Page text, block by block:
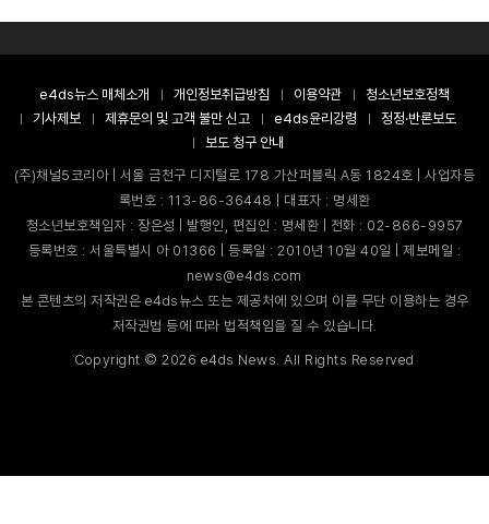
e4ds뉴스 매체소개 개인정보취급방침 이용약관
청소년보호정책
기사제보
제휴문의 및 고객 불만 신고 e4ds윤리강령
정정·반론보도
보도 청구 안내
(주)채널5코리아 | 서울 금천구 디지털로 178 가산퍼블릭 A동 1824호 | 사업자등
록번호 : 113-86-36448 | 대표자 : 명세환
청소년보호책임자 : 장은성 | 발행인, 편집인 : 명세환 | 전화 : 02-866-9957
등록번호 : 서울특별시 아 01366 | 등록일 : 2010년 10월 40일 | 제보메일 :
news@e4ds.com
본 콘텐츠의 저작권은 e4ds뉴스 또는 제공처에 있으며 이를 무단 이용하는 경우
저작권법 등에 따라 법적책임을 질 수 있습니다.
Copyright ©2026 e4ds News. All Rights Reserved